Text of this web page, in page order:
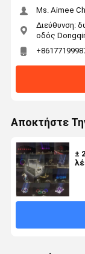
Ms. Aimee
Διεύθυνση:
οδός
Αποκτήστε
±